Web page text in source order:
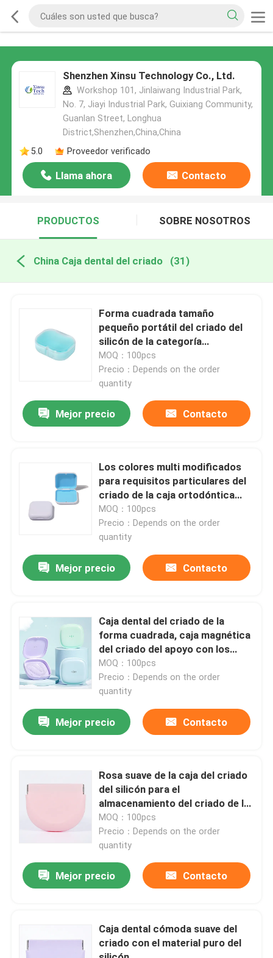
Shenzhen Xinsu Technology Co., Ltd.
Workshop 101, Jinlaiwang Industrial Park,
No. 7, Jiayi Industrial Park, Guixiang Community,
Guanlan Street, Longhua
District,Shenzhen,China,China
5.0
Proveedor verificado
Llama ahora Contacto
PRODUCTOS SOBRE NOSOTROS
China Caja dental del criado (31)
Forma cuadrada tamaño
pequeño portátil del criado del
silicón de la categoría
alimenticia del envase dental de
la caja
MOQ：100pcs
Precio：Depends on the order
quantity
Mejor precio Contacto
Los colores multi modificados
para requisitos particulares del
criado de la caja ortodóntica
magnética de la caja ajustan
forma
MOQ：100pcs
Precio：Depends on the order
quantity
Mejor precio Contacto
Caja dental del criado de la
forma cuadrada, caja magnética
del criado del apoyo con los
agujeros de respiradero
MOQ：100pcs
Precio：Depends on the order
quantity
Mejor precio Contacto
Rosa suave de la caja del criado
del silicón para el
almacenamiento del criado de la
dentadura de Invisalign
MOQ：100pcs
Precio：Depends on the order
quantity
Mejor precio Contacto
Caja dental cómoda suave del
criado con el material puro del